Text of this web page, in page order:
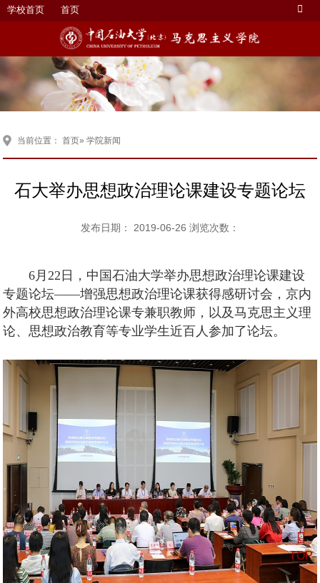
学校首页 首页
当前位置：首页» 学院新闻
石大举办思想政治理论课建设专题论坛
发布日期： 2019-06-26 浏览次数：
6月22日，中国石油大学举办思想政治理论课建设
专题论坛——增强思想政治理论课获得感研讨会，京内
外高校思想政治理论课专兼职教师，以及马克思主义理
论、思想政治教育等专业学生近百人参加了论坛。
TOP